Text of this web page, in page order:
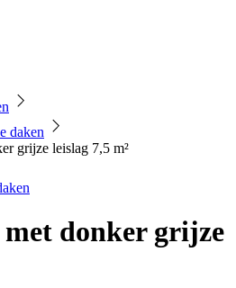
daken
grijze leislag 7,5 m²
donker grijze